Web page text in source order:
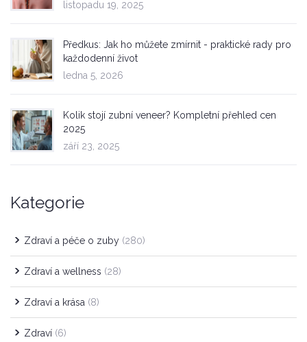
listopadu 19, 2025
Předkus: Jak ho můžete zmírnit - praktické rady pro
každodenní život
ledna 5, 2026
Kolik stojí zubní veneer? Kompletní přehled cen
2025
září 23, 2025
Kategorie
Zdraví a péče o zuby (280)
Zdraví a wellness (28)
Zdraví a krása (8)
Zdraví (6)